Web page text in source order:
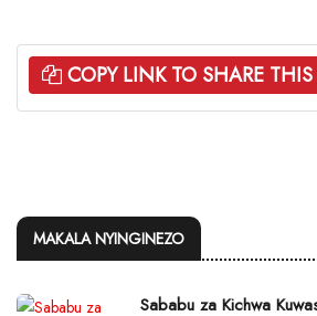
COPY LINK TO SHARE
MAKALA NYINGINEZO
Sababu za Kichwa